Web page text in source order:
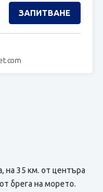
ЗАПИТВАНЕ
на 35 км. от центъра
брега на морето.